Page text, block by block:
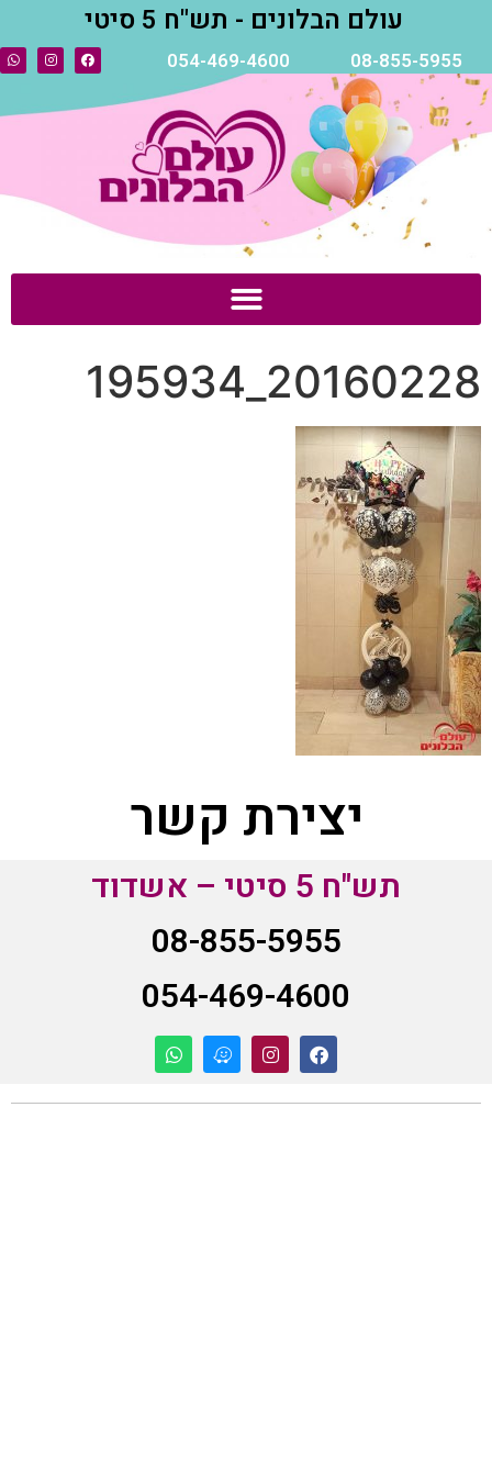
עולם הבלונים - תש"ח 5 סיטי
08-855-5955
054-469-4600
20160228_195934
יצירת קשר
תש"ח 5 סיטי – אשדוד
08-855-5955
054-469-4600